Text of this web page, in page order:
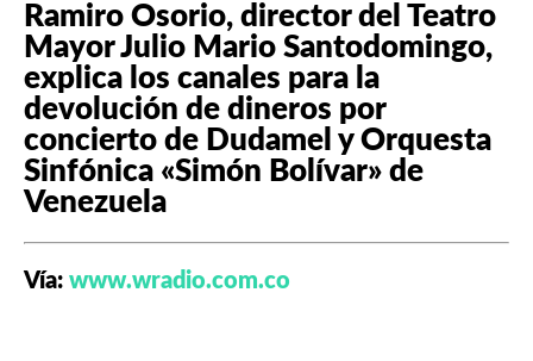
Ramiro Osorio, director del Teatro
Mayor Julio Mario Santodomingo,
explica los canales para la
devolución de dineros por
concierto de Dudamel y Orquesta
Sinfónica «Simón Bolívar» de
Venezuela
Vía: www.wradio.com.co